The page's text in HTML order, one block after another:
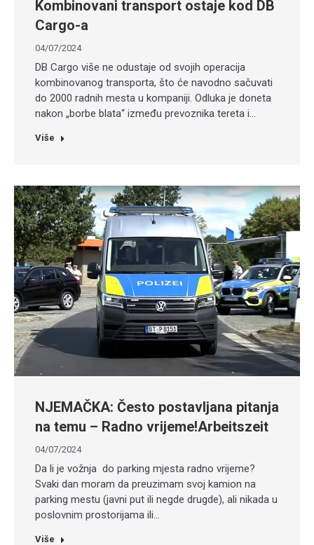
Kombinovani transport ostaje kod DB
Cargo-a
04/07/2024
DB Cargo više ne odustaje od svojih operacija
kombinovanog transporta, što će navodno sačuvati
do 2000 radnih mesta u kompaniji. Odluka je doneta
nakon „borbe blata“ između prevoznika tereta i…
Više
NJEMAČKA: Često postavljana pitanja
na temu – Radno vrijeme!Arbeitszeit
04/07/2024
Da li je vožnja do parking mjesta radno vrijeme?
Svaki dan moram da preuzimam svoj kamion na
parking mestu (javni put ili negde drugde), ali nikada u
poslovnim prostorijama ili…
Više